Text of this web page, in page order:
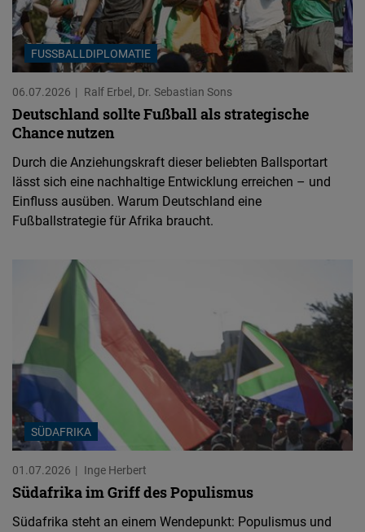
FUSSBALLDIPLOMATIE
06.07.2026 Ralf Erbel Dr. Sebastian Sons
Deutschland sollte Fußball als strategische
Chance nutzen
Durch die Anziehungskraft dieser beliebten Ballsportart
lässt sich eine nachhaltige Entwicklung erreichen – und
Einfluss ausüben. Warum Deutschland eine
Fußballstrategie für Afrika braucht.
SÜDAFRIKA
01.07.2026 Inge Herbert
Südafrika im Griff des Populismus
Südafrika steht an einem Wendepunkt: Populismus und